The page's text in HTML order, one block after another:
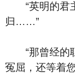
“英明的君主
归……”
“那曾经的耻
冤屈，还等着